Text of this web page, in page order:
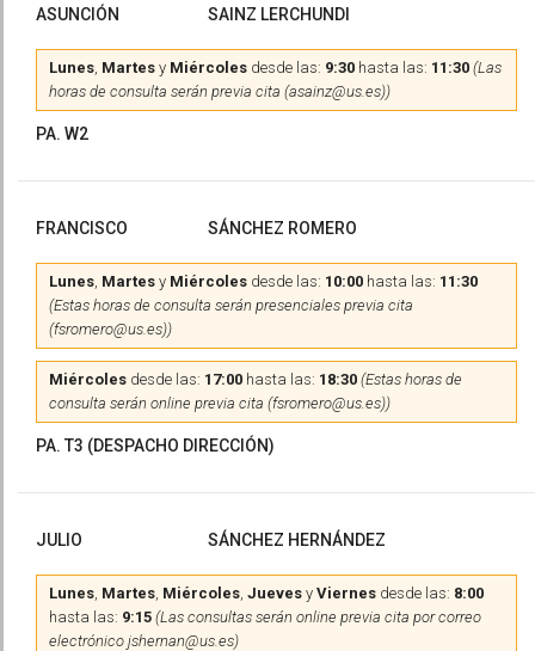
ASUNCIÓN SAINZ LERCHUNDI
Lunes, Martes y Miércoles desde las: 9:30 hasta las: 11:30 (Las
horas de consulta serán previa cita (asainz@us.es))
PA. W2
FRANCISCO SÁNCHEZ ROMERO
Lunes, Martes y Miércoles desde las: 10:00 hasta las: 11:30
(Estas horas de consulta serán presenciales previa cita
(fsromero@us.es))
Miércoles desde las: 17:00 hasta las: 18:30 (Estas horas de
consulta serán online previa cita (fsromero@us.es))
PA. T3 (DESPACHO DIRECCIÓN)
JULIO SÁNCHEZ HERNÁNDEZ
Lunes, Martes, Miércoles, Jueves y Viernes desde las: 8:00
hasta las: 9:15 (Las consultas serán online previa cita por correo
electrónico jshernan@us.es)